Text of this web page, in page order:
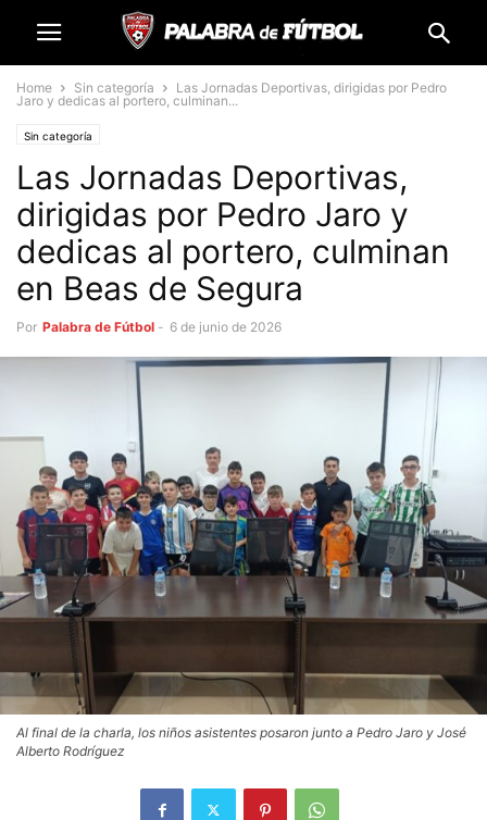
Home Sin categoría
Las Jornadas Deportivas, dirigidas por Pedro
Jaro y dedicas al portero, culminan...
Sin categoría
Las Jornadas Deportivas,
dirigidas por Pedro Jaro y
dedicas al portero, culminan
en Beas de Segura
Por Palabra de Fútbol - 6 de junio de 2026
Al final de la charla, los niños asistentes posaron junto a Pedro Jaro y José
Alberto Rodríguez